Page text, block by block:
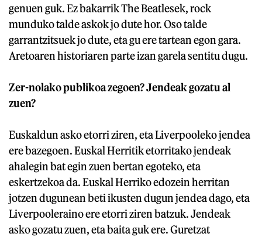
genuen guk. Ez bakarrik The Beatlesek, rock
munduko talde askok jo dute hor. Oso talde
garrantzitsuek jo dute, eta gu ere tartean egon gara.
Aretoaren historiaren parte izan garela sentitu dugu.
Zer-nolako publikoa zegoen? Jendeak gozatu al
zuen?
Euskaldun asko etorri ziren, eta Liverpooleko jendea
ere bazegoen. Euskal Herritik etorritako jendeak
ahalegin bat egin zuen bertan egoteko, eta
eskertzekoa da. Euskal Herriko edozein herritan
jotzen dugunean beti ikusten dugun jendea dago, eta
Liverpooleraino ere etorri ziren batzuk. Jendeak
asko gozatu zuen, eta baita guk ere. Guretzat